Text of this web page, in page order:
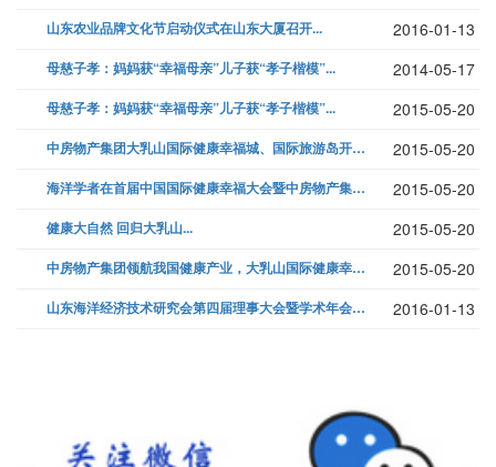
山东农业品牌文化节启动仪式在山东大厦召开... 2016-01-13
母慈子孝：妈妈获“幸福母亲”儿子获“孝子楷模”... 2014-05-17
母慈子孝：妈妈获“幸福母亲”儿子获“孝子楷模”... 2015-05-20
中房物产集团大乳山国际健康幸福城、国际旅游岛开发项目公司正式成立，揭牌... 2015-05-20
海洋学者在首届中国国际健康幸福大会暨中房物产集团打造健康产业新概念新闻... 2015-05-20
健康大自然 回归大乳山... 2015-05-20
中房物产集团领航我国健康产业，大乳山国际健康幸福城又添新成员... 2015-05-20
山东海洋经济技术研究会第四届理事大会暨学术年会在青岛召开... 2016-01-13